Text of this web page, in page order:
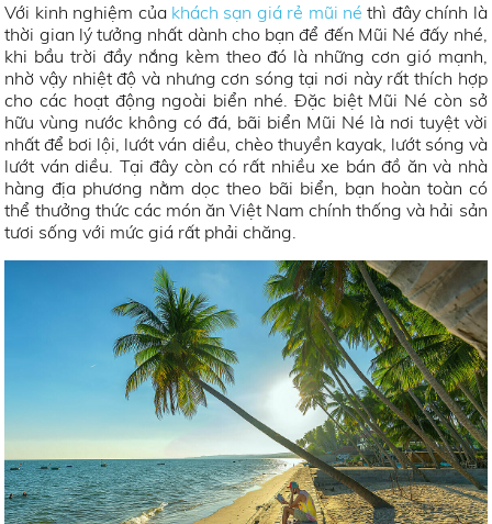
Với kinh nghiệm của khách sạn giá rẻ mũi né thì đây chính là
thời gian lý tưởng nhất dành cho bạn để đến Mũi Né đấy nhé,
khi bầu trời đầy nắng kèm theo đó là những cơn gió mạnh,
nhờ vậy nhiệt độ và nhưng cơn sóng tại nơi này rất thích hợp
cho các hoạt động ngoài biển nhé. Đặc biệt Mũi Né còn sở
hữu vùng nước không có đá, bãi biển Mũi Né là nơi tuyệt vời
nhất để bơi lội, lướt ván diều, chèo thuyền kayak, lướt sóng và
lướt ván diều. Tại đây còn có rất nhiều xe bán đồ ăn và nhà
hàng địa phương nằm dọc theo bãi biển, bạn hoàn toàn có
thể thưởng thức các món ăn Việt Nam chính thống và hải sản
tươi sống với mức giá rất phải chăng.